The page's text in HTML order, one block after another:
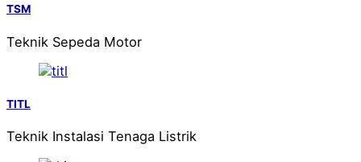
TSM
Teknik Sepeda Motor
TITL
Teknik Instalasi Tenaga Listrik